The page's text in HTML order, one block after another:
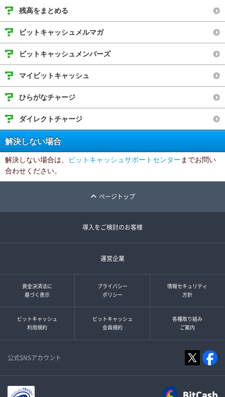
残高をまとめる
ビットキャッシュメルマガ
ビットキャッシュメンバーズ
マイビットキャッシュ
ひらがなチャージ
ダイレクトチャージ
解決しない場合
解決しない場合は、 ビットキャッシュサポートセンター までお問い
合わせください。
ページトップ
導入をご検討のお客様
運営企業
資金決済法に
基づく表示
プライバシー
ポリシー
情報セキュリティ
方針
ビットキャッシュ
利用規約
ビットキャッシュ
会員規約
各種取り組み
ご案内
公式SNSアカウント